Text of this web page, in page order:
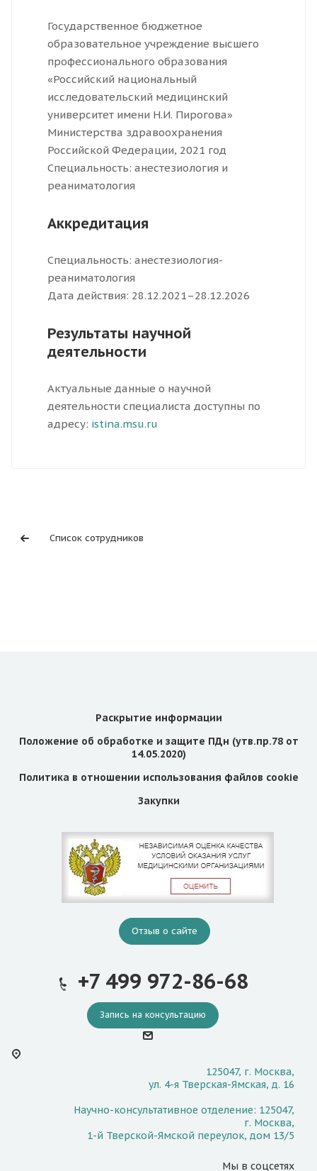
Государственное бюджетное
образовательное учреждение высшего
профессионального образования
«Российский национальный
исследовательский медицинский
университет имени Н.И. Пирогова»
Министерства здравоохранения
Российской Федерации, 2021 год
Специальность: анестезиология и
реаниматология
Аккредитация
Специальность: анестезиология-
реаниматология
Дата действия: 28.12.2021–28.12.2026
Результаты научной
деятельности
Актуальные данные о научной
деятельности специалиста доступны по
адресу: istina.msu.ru
Список сотрудников
Раскрытие информации
Положение об обработке и защите ПДн (утв.пр.78 от
14.05.2020)
Политика в отношении использования файлов cookie
Закупки
Отзыв о сайте
+7 499 972-86-68
Запись на консультацию
125047, г. Москва,
ул. 4-я Тверская-Ямская, д. 16
Научно-консультативное отделение: 125047,
г. Москва,
1-й Тверской-Ямской переулок, дом 13/5
Мы в соцсетях